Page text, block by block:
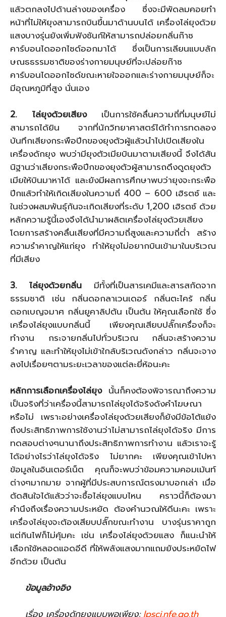
แล้วตกลงไปด้านล่างของเครื่อง ซึ่งจะมีพัดลมคอยทำ
หน้าที่ไม่ให้ยุงสามารถบินขึ้นมาด้านบนได้ เครื่องไล่ยุงด้วย
แสงบางรุ่นยังเพิ่มฟังชันก์ให้สามารถปล่อยกลิ่นก๊าซ
คาร์บอนไดออกไซด์ออกมาได้ ซึ่งเป็นการเลียนแบบลัก
ษณธธรรมชาติของร่างกายมนุษย์ที่จะปล่อยก๊าซ
คาร์บอนไดออกไซด์ขณะหายใจออกและร่างกายมนุษย์ก็จะ
มีอุณหภูมิที่สูง นั่นเอง
2. ไล่ยุงด้วยเสียงเป็นการใช้คลื่นความถี่ที่มนุษย์ไม่
สามารถได้ยิน จากที่นักวิทยาศาสตร์ได้ทำการทดลอง
บันทึกเสียงกระพือปีกของยุงตัวผู้แล้วนำไปเปิดเสียงใน
เครื่องดักยุง พบว่ามียุงตัวเมียบินมาตามเสียงนี้ จึงได้สัน
นิฐานว่าเสียงกระพือปีกของยุงตัวผู้สามารถดึงดูดยุงตัว
เมียให้บินมาหาได้ และยังมีผลการศึกษาพบว่ายุงจะกระพือ
ปีกแล้วทำให้เกิดเสียงในความถี่ 400 – 600 เฮิรตซ์ และ
ในช่วงผสมพันธุ์กันจะเกิดเสียงที่ระดับ 1,200 เฮิรตซ์ ด้วย
หลักความรู้นี้เองจึงได้นำมาผลิตเครื่องไล่ยุงด้วยเสียง
โดยการสร้างคลื่นเสียงที่มีความถี่สูงและความถี่ต่ำ สร้าง
ความรำคาญให้แก่ยุง ทำให้ยุงไม่อยากบินเข้ามาในบริเวณ
ที่มีเสียง
3. ไล่ยุงด้วยกลิ่น มีทั้งที่เป็นสารเคมีและสารสกัดจาก
ธรรมชาติ เช่น กลิ่นดอกลาเวนเดอร์ กลิ่นตะไคร้ กลิ่น
ดอกเบญจมาศ กลิ่นยูคาลิปตัน เป็นต้น ให้คุณเลือกใช้ ซึ่ง
เครื่องไล่ยุงแบบกลิ่นนี้ เพียงคุณเสียบปลั๊กเครื่องก็จะ
ทำงาน กระจายกลิ่นไปทั่วบริเวณ กลิ่นจะสร้างความ
รำคาญ และทำให้ยุงไม่เข้าใกล้บริเวณดังกล่าว กลิ่นจะจาง
ลงไปเรื่อยๆตามระยะเวลาของแต่ละยี่ห้อนะคะ
หลักการเลือกเครื่องไล่ยุงนั้นก็คงต้องพิจารณาถึงความ
เป็นจริงที่ว่าเครื่องนี้สามารถไล่ยุงได้จริงดังคำโฆษณา
หรือไม่ เพราะอย่างเครื่องไล่ยุงด้วยเสียงก็ยังมีข้อโต้แย้ง
ถึงประสิทธิภาพการใช้งานว่าไม่สามารถไล่ยุงได้จริง มีการ
ทดสอบต่างๆนานาถึงประสิทธิภาพการทำงาน แล้วเราจะรู้
ได้อย่างไรว่าไล่ยุงได้จริง ไม่ยากคะ เพียงคุณเข้าไปหา
ข้อมูลในอินเตอร์เน็ต คุณก็จะพบว่าข้อมความคอมเม้นท์
ต่างๆมากมาย จากผู้ที่มีประสบการณ์ตรงมาบอกเล่า เมื่อ
ตัดสินใจได้แล้วว่าจะซื้อไล่ยุงแบบไหน คราวนี้ก็ต้องมา
คำนึงถึงเรื่องความประหยัด ต้องคำนวณให้ดีนะคะ เพราะ
เครื่องไล่ยุงจะต้องเสียบปลั๊กขณะทำงาน บางรุ่นราคาถูก
แต่กินไฟก็ไม่คุ้มคะ เช่น เครื่องไล่ยุงด้วยแสง ก็แนะนำให้
เลือกใช้หลอดแอดอีดี ที่ให้พลังแสงมากแถมยังประหยัดไฟ
อีกด้วย เป็นต้น
ข้อมูลอ้างอิง
เรื่อง เครื่องดักยุงแบบพอเพียง:lpsci.nfe.go.th